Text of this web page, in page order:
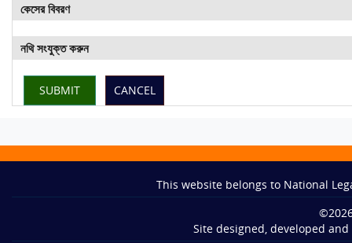
কেসের বিবরণ
নথি সংযুক্ত করুন
This website belongs to National
©
Site designed, developed